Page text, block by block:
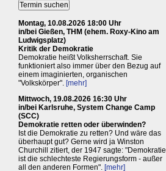
Montag, 10.08.2026 18:00 Uhr
in/bei Gießen, THM (ehem. Roxy-Kino am
Ludwigsplatz)
Kritik der Demokratie
Demokratie heißt Volksherrschaft. Sie
funktioniert also immer über den Bezug auf
einem imaginierten, organischen
"Volkskörper". [mehr]
Mittwoch, 19.08.2026 16:30 Uhr
in/bei Karlsruhe, System Change Camp
(SCC)
Demokratie retten oder überwinden?
Ist die Demokratie zu retten? Und wäre das
überhaupt gut? Gerne wird ja Winston
Churchill zitiert, der 1947 sagte: "Demokratie
ist die schlechteste Regierungsform - außer
all den anderen Formen". [mehr]